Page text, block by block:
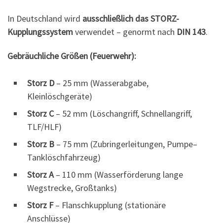
In Deutschland wird ausschließlich das STORZ-
Kupplungssystemverwendet – genormt nach DIN 143.
Gebräuchliche Größen (Feuerwehr):
Storz D– 25 mm (Wasserabgabe,
Kleinlöschgeräte)
Storz C– 52 mm (Löschangriff, Schnellangriff,
TLF/HLF)
Storz B – 75 mm (Zubringerleitungen, Pumpe–
Tanklöschfahrzeug)
Storz A– 110 mm (Wasserförderung lange
Wegstrecke, Großtanks)
Storz F– Flanschkupplung (stationäre
Anschlüsse)